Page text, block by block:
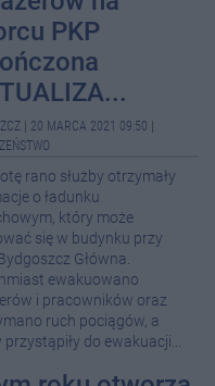
PKP
20 MARCA 2021 09:50
rano służby otrzymały
o ładunku
który może
się w budynku przy
Główna.
ewakuowano
i pracowników oraz
ruch pociągów, a
przystąpiły do ewakuacji...